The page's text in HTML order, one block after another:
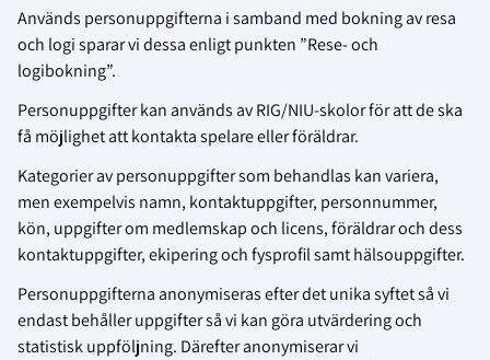
Används personuppgifterna i samband med bokning av resa
och logi sparar vi dessa enligt punkten ”Rese- och
logibokning”.
Personuppgifter kan används av RIG/NIU-skolor för att de ska
få möjlighet att kontakta spelare eller föräldrar.
Kategorier av personuppgifter som behandlas kan variera,
men exempelvis namn, kontaktuppgifter, personnummer,
kön, uppgifter om medlemskap och licens, föräldrar och dess
kontaktuppgifter, ekipering och fysprofil samt hälsouppgifter.
Personuppgifterna anonymiseras efter det unika syftet så vi
endast behåller uppgifter så vi kan göra utvärdering och
statistisk uppföljning. Därefter anonymiserar vi